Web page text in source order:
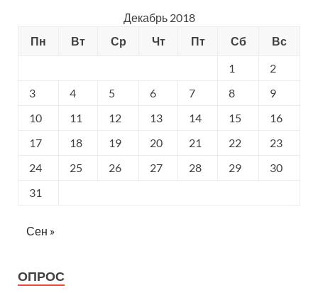
Декабрь 2018
Пн
Вт Ср Чт Пт Сб
Вс
1
2
3
4 5 6 7 8
9
10
11 12 13 14 15
16
17
18 19 20 21 22
23
24
25 26 27 28 29
30
31
Сен »
ОПРОС